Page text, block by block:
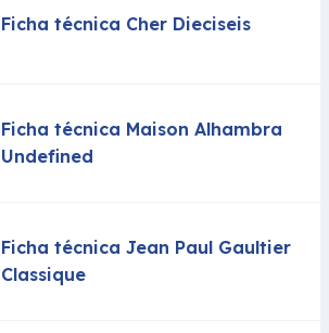
Ficha técnica Cher Dieciseis
Ficha técnica Maison Alhambra
Undefined
Ficha técnica Jean Paul Gaultier
Classique